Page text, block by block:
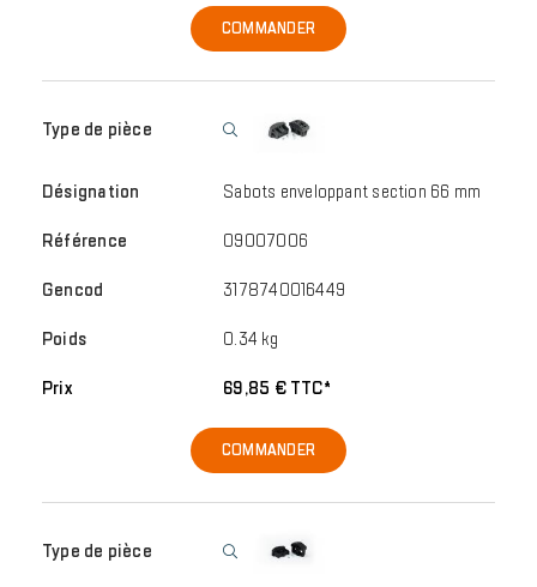
COMMANDER
Sabots enveloppant section 66 mm
09007006
3178740016449
0.34 kg
69,85 € TTC*
COMMANDER